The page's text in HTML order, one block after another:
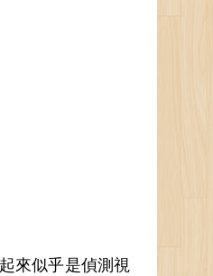
來似乎是偵測視